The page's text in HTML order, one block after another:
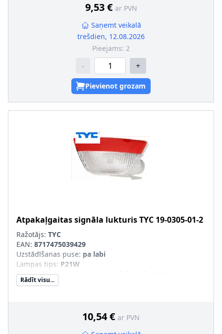
9,53 € ar PVN
Saņemt veikalā
trešdien, 12.08.2026
Pieejams: 2
- +
Pievienot grozam
Atpakaļgaitas signāla lukturisTYC 19-0305-01-2
Ražotājs: TYC
EAN: 8717475039429
Uzstādīšanas puse: pa labi
Lampas tips: P21W
Ekspluatācijas atļaujas veids
Papildus artikuls/Papildus informācija
Rādīt visu...
10,54 € ar PVN